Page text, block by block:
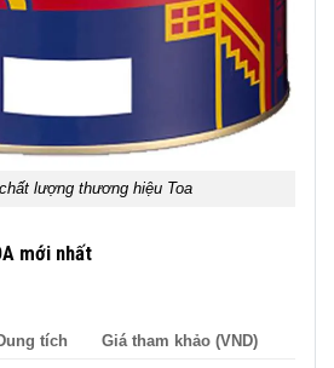
lượng thương hiệu Toa
mới nhất
tích Giá tham khảo (VND)